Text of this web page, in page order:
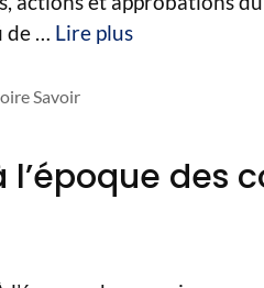
… Lire plus
Savoir
des